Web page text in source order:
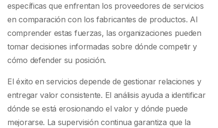
específicas que enfrentan los proveedores de servicios
en comparación con los fabricantes de productos. Al
comprender estas fuerzas, las organizaciones pueden
tomar decisiones informadas sobre dónde competir y
cómo defender su posición.
El éxito en servicios depende de gestionar relaciones y
entregar valor consistente. El análisis ayuda a identificar
dónde se está erosionando el valor y dónde puede
mejorarse. La supervisión continua garantiza que la